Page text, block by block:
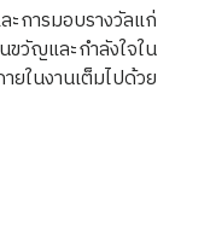
ารมอบรางวัลแก่
วัญและกำลังใจใน
ยในงานเต็มไปด้วย